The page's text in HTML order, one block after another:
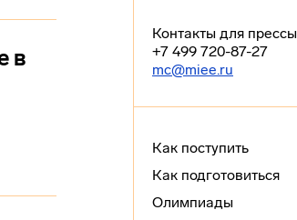
в
Контакты для прессы
+7 499 720-87-27
mc@miee.ru
Как поступить
Как подготовиться
Олимпиады